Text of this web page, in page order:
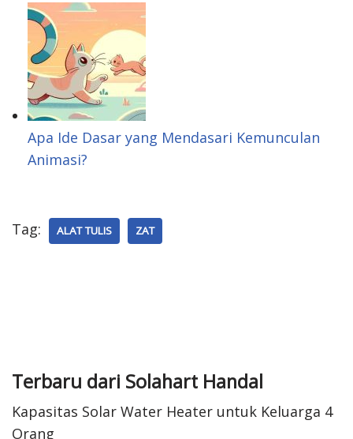
Apa Ide Dasar yang Mendasari Kemunculan
Animasi?
Tag: ALAT TULIS ZAT
Terbaru dari Solahart Handal
Kapasitas Solar Water Heater untuk Keluarga 4
Orang